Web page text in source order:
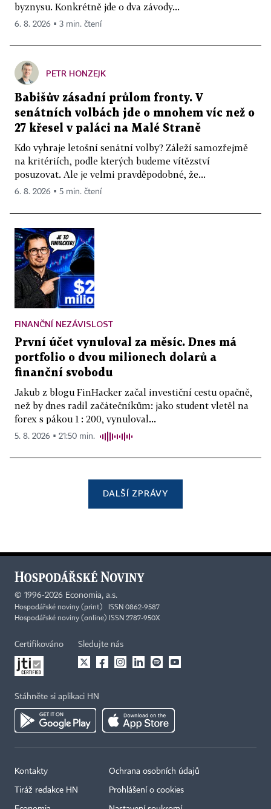
byznysu. Konkrétně jde o dva závody...
6. 8. 2026 ▪ 3 min. čtení
PETR HONZEJK
Babišův zásadní průlom fronty. V
senátních volbách jde o mnohem víc než o
27 křesel v paláci na Malé Straně
Kdo vyhraje letošní senátní volby? Záleží samozřejmě
na kritériích, podle kterých budeme vítězství
posuzovat. Ale je velmi pravděpodobné, že...
6. 8. 2026 ▪ 5 min. čtení
FINANČNÍ NEZÁVISLOST
První účet vynuloval za měsíc. Dnes má
portfolio o dvou milionech dolarů a
finanční svobodu
Jakub z blogu FinHacker začal investiční cestu opačně,
než by dnes radil začátečníkům: jako student vletěl na
forex s pákou 1 : 200, vynuloval...
5. 8. 2026 ▪ 21:50 min.
DALŠÍ ZPRÁVY
© 1996-2026 Economia, a.s.
Hospodářské noviny (print) ISSN 0862-9587
Hospodářské noviny (online) ISSN 2787-950X
Certifikováno Sledujte nás
Stáhněte si aplikaci HN
Kontakty
Tiráž redakce HN
Ochrana osobních údajů
Prohlášení o cookies